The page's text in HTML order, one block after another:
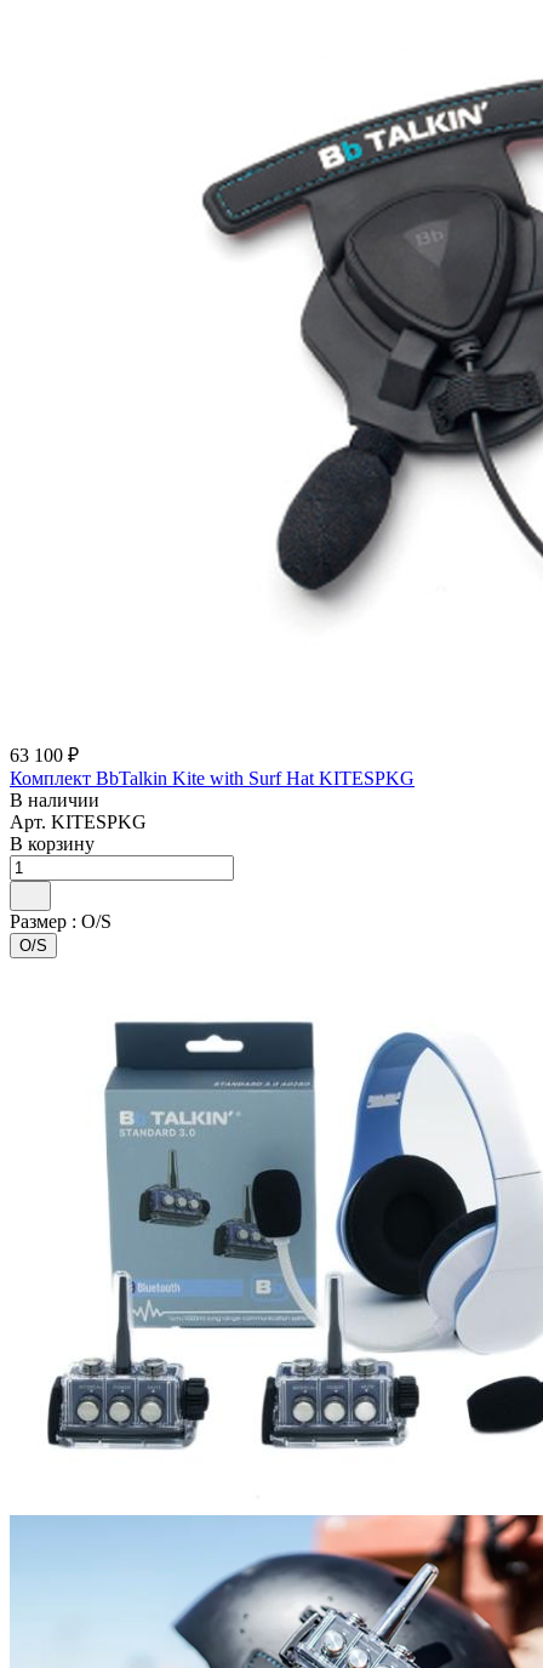
63 100 ₽
Комплект BbTalkin Kite with Surf Hat KITESPKG
В наличии
Арт. KITESPKG
В корзину
Размер : O/S
O/S